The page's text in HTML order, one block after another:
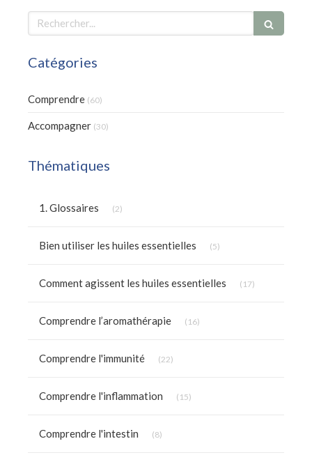
Rechercher
Catégories
Comprendre (60)
Accompagner (30)
Thématiques
1. Glossaires (2)
Bien utiliser les huiles essentielles (5)
Comment agissent les huiles essentielles (17)
Comprendre l’aromathérapie (16)
Comprendre l'immunité (22)
Comprendre l'inflammation (15)
Comprendre l'intestin (8)